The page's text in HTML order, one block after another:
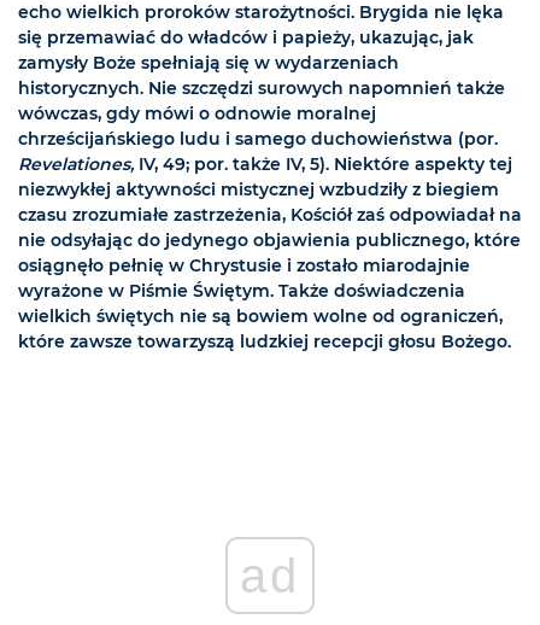
echo wielkich proroków starożytności. Brygida nie lęka
się przemawiać do władców i papieży, ukazując, jak
zamysły Boże spełniają się w wydarzeniach
historycznych. Nie szczędzi surowych napomnień także
wówczas, gdy mówi o odnowie moralnej
chrześcijańskiego ludu i samego duchowieństwa (por.
Revelationes,IV, 49; por. także IV, 5). Niektóre aspekty tej
niezwykłej aktywności mistycznej wzbudziły z biegiem
czasu zrozumiałe zastrzeżenia, Kościół zaś odpowiadał na
nie odsyłając do jedynego objawienia publicznego, które
osiągnęło pełnię w Chrystusie i zostało miarodajnie
wyrażone w Piśmie Świętym. Także doświadczenia
wielkich świętych nie są bowiem wolne od ograniczeń,
które zawsze towarzyszą ludzkiej recepcji głosu Bożego.
ad